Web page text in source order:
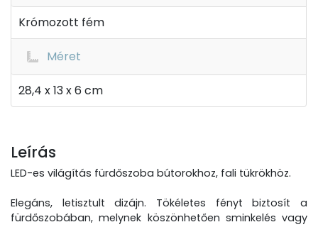
Krómozott fém
Méret
28,4 x 13 x 6 cm
Leírás
LED-es világítás fürdőszoba bútorokhoz, fali tükrökhöz.
Elegáns, letisztult dizájn. Tökéletes fényt biztosít a
fürdőszobában, melynek köszönhetően sminkelés vagy